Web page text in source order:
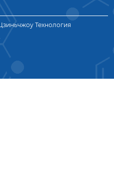
Технология